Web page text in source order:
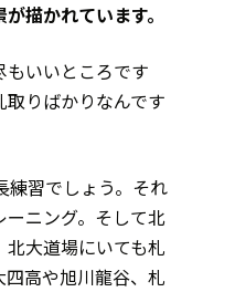
が描かれています。
いいところです
りばかりなんです
練習でしょう。それ
ニング。そして北
大道場にいても札
高や旭川龍谷、札